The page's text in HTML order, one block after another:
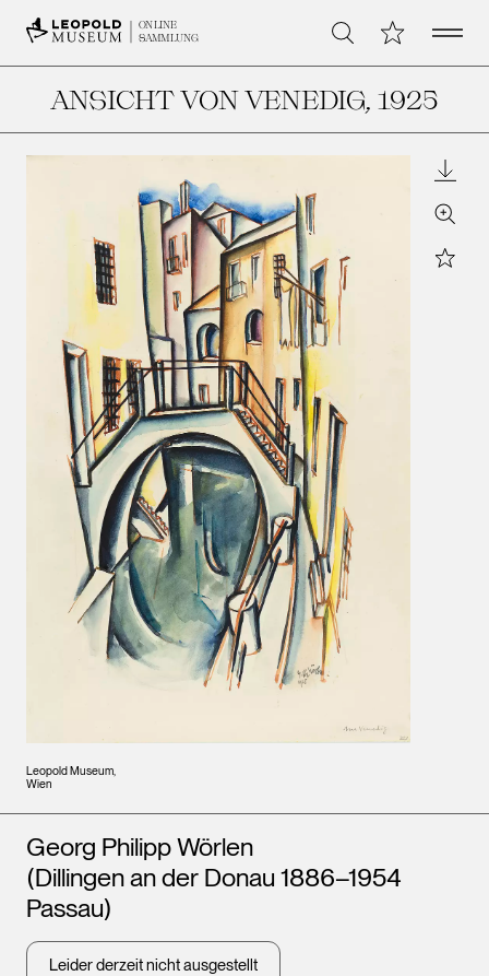
ONLINE
SAMMLUNG
Suche Meine Open
ANSICHT VON VENEDIG, 1925
Leopold Museum,
Wien
Zoom
Star
Künstler*innen
Georg Philipp Wörlen
(Dillingen an der Donau 1886–1954
Passau)
Leider derzeit nicht ausgestellt